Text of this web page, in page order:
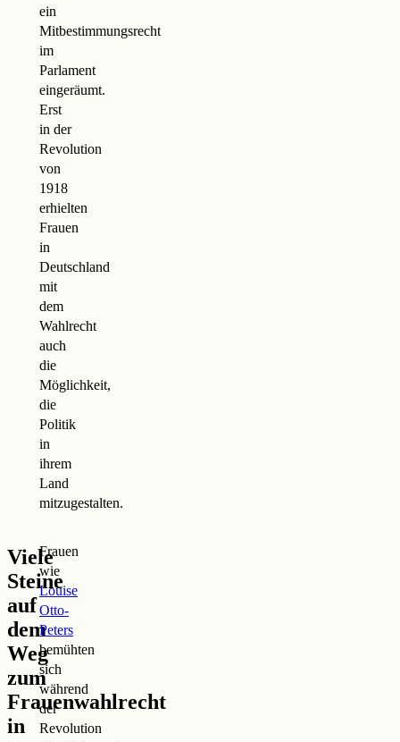
ein
Mitbestimmungsrecht
im
Parlament
eingeräumt.
Erst
in der
Revolution
von
1918
erhielten
Frauen
in
Deutschland
mit
dem
Wahlrecht
auch
die
Möglichkeit,
die
Politik
in
ihrem
Land
mitzugestalten.
Viele
Steine
auf
dem
Weg
zum
Frauenwahlrecht
in
Frauen
wie
Louise
Otto-
Peters
bemühten
sich
während
der
Revolution